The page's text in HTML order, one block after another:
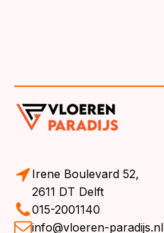
Irene Boulevard 52,
2611 DT Delft
015-2001140
info@vloeren-paradijs.nl